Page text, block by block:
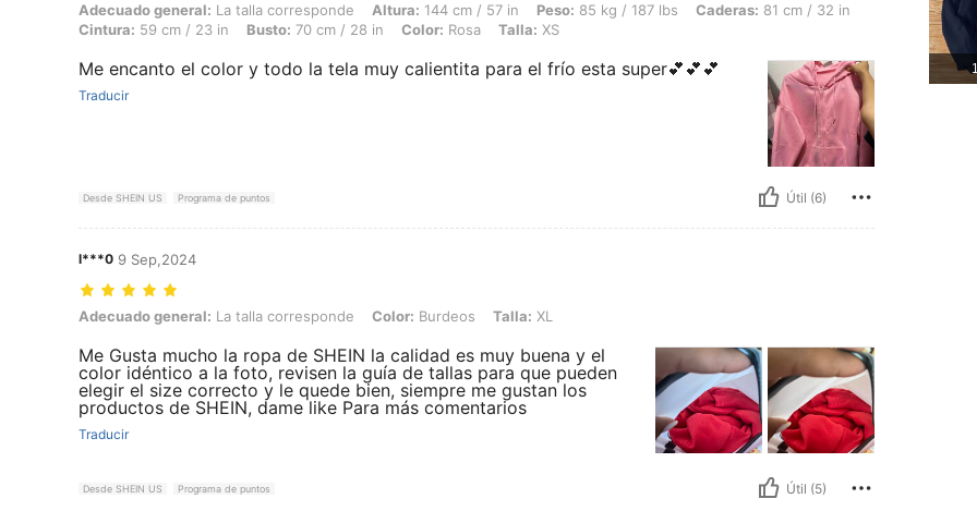
Adecuado general: La talla corresponde, Altura: 144 cm / 57 in, Peso: 85 kg / 187 lbs, Caderas: 81 cm / 32 in, Cintura: 59 cm / 23 in, Busto: 70 cm / 28
Adecuado general: La talla corresponde Altura: 144 cm / 57 in Peso: 85 kg / 187 lbs Caderas: 81 cm / 32 in
Cintura: 59 cm / 23 in Busto: 70 cm / 28 in Color: Rosa Talla: XS
Me encanto el color y todo la tela muy calientita para el frío esta super💕💕💕
Traducir
Desde SHEIN US Programa de puntos Útil (6)
l***0 9 Sep,2024
Adecuado general: La talla corresponde, Color: Burdeos, Talla: XL
Adecuado general: La talla corresponde Color: Burdeos Talla: XL
Me Gusta mucho la ropa de SHEIN la calidad es muy buena y el
color idéntico a la foto, revisen la guía de tallas para que pueden
elegir el size correcto y le quede bien, siempre me gustan los
productos de SHEIN, dame like Para más comentarios
Traducir
Desde SHEIN US Programa de puntos Útil (5)